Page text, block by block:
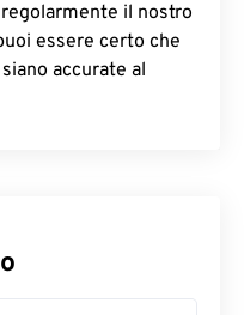
il nostro
essere certo che
accurate al